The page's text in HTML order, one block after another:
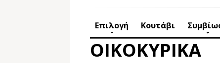
Επιλογή Κουτάβι
ΟΙΚΟΚΥΡΙΚΑ